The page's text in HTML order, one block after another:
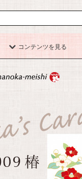
コンテンツを見る